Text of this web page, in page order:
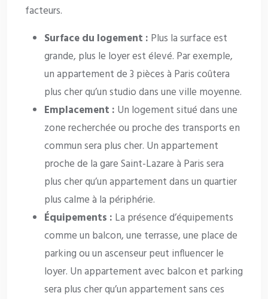
facteurs.
Surface du logement : Plus la surface est
grande, plus le loyer est élevé. Par exemple,
un appartement de 3 pièces à Paris coûtera
plus cher qu’un studio dans une ville moyenne.
Emplacement : Un logement situé dans une
zone recherchée ou proche des transports en
commun sera plus cher. Un appartement
proche de la gare Saint-Lazare à Paris sera
plus cher qu’un appartement dans un quartier
plus calme à la périphérie.
Équipements : La présence d’équipements
comme un balcon, une terrasse, une place de
parking ou un ascenseur peut influencer le
loyer. Un appartement avec balcon et parking
sera plus cher qu’un appartement sans ces